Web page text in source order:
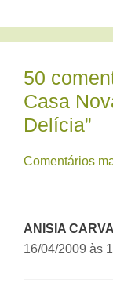
50
Casa
Delícia”
Comentários
ANISIA
16/04/2009 às